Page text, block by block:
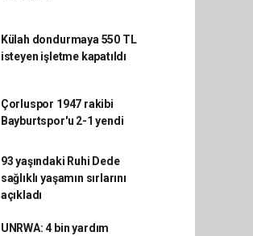
Külah dondurmaya 550 TL
isteyen işletme kapatıldı
Çorluspor 1947 rakibi
Bayburtspor'u 2-1 yendi
93 yaşındaki Ruhi Dede
sağlıklı yaşamın sırlarını
açıkladı
UNRWA: 4 bin yardım